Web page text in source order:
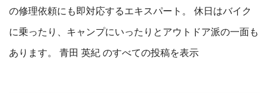
の修理依頼にも即対応するエキスパート。 休日はバイク
に乗ったり、キャンプにいったりとアウトドア派の一面も
あります。 青田 英紀 のすべての投稿を表示